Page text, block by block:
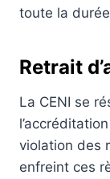
toute la
Retrait
La CENI se
violation des
enfreint ces